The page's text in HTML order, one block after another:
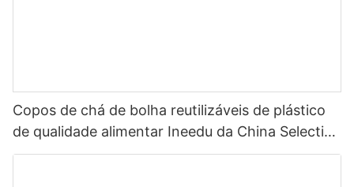
Copos de chá de bolha reutilizáveis ​​de plástico
de qualidade alimentar Ineedu da China Selection
com canudo grosso de 14 mm